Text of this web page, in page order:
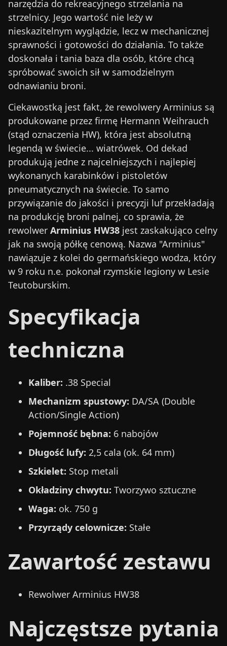
narzędzia do rekreacyjnego strzelania na
strzelnicy. Jego wartość nie leży w
nieskazitelnym wyglądzie, lecz w mechanicznej
sprawności i gotowości do działania. To także
doskonała i tania baza dla osób, które chcą
spróbować swoich sił w samodzielnym
odnawianiu broni.
Ciekawostką jest fakt, że rewolwery Arminius są
produkowane przez firmę Hermann Weihrauch
(stąd oznaczenia HW), która jest absolutną
legendą w świecie... wiatrówek. Od dekad
produkują jedne z najcelniejszych i najlepiej
wykonanych karabinków i pistoletów
pneumatycznych na świecie. To samo
przywiązanie do jakości i precyzji luf przekładają
na produkcję broni palnej, co sprawia, że
rewolwer Arminius HW38 jest zaskakująco celny
jak na swoją półkę cenową. Nazwa "Arminius"
nawiązuje z kolei do germańskiego wodza, który
w 9 roku n.e. pokonał rzymskie legiony w Lesie
Teutoburskim.
Specyfikacja
techniczna
Kaliber: .38 Special
Mechanizm spustowy: DA/SA (Double
Action/Single Action)
Pojemność bębna: 6 nabojów
Długość lufy: 2,5 cala (ok. 64 mm)
Szkielet: Stop metali
Okładziny chwytu: Tworzywo sztuczne
Waga: ok. 750 g
Przyrządy celownicze: Stałe
Zawartość zestawu
Rewolwer Arminius HW38
Najczęstsze pytania